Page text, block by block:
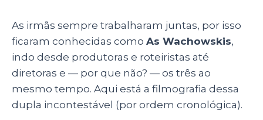
As irmãs sempre trabalharam juntas, por isso
ficaram conhecidas como As Wachowskis,
indo desde produtoras e roteiristas até
diretoras e — por que não? — os três ao
mesmo tempo. Aqui está a filmografia dessa
dupla incontestável (por ordem cronológica).